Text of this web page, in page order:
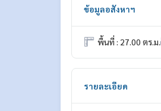
ข้อมูลอสังหาฯ
พื้นที่ : 27.00 ตร.ม.
รายละเอียด